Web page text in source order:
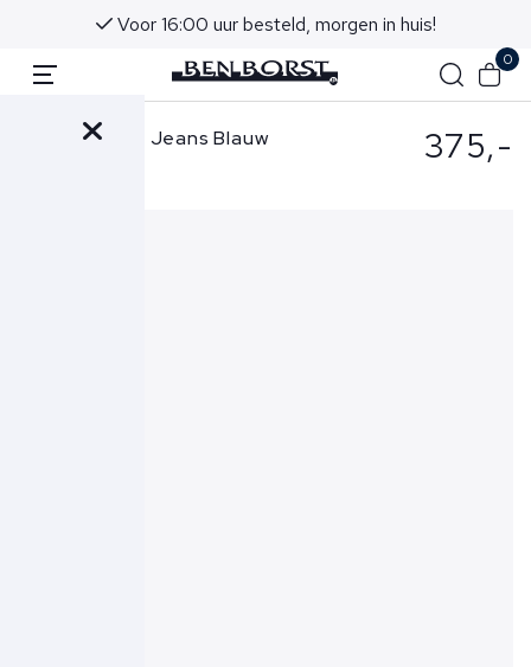
Voor 16:00 uur besteld, morgen in huis!
0
Jacob Cohen Jeans Blauw 375,-